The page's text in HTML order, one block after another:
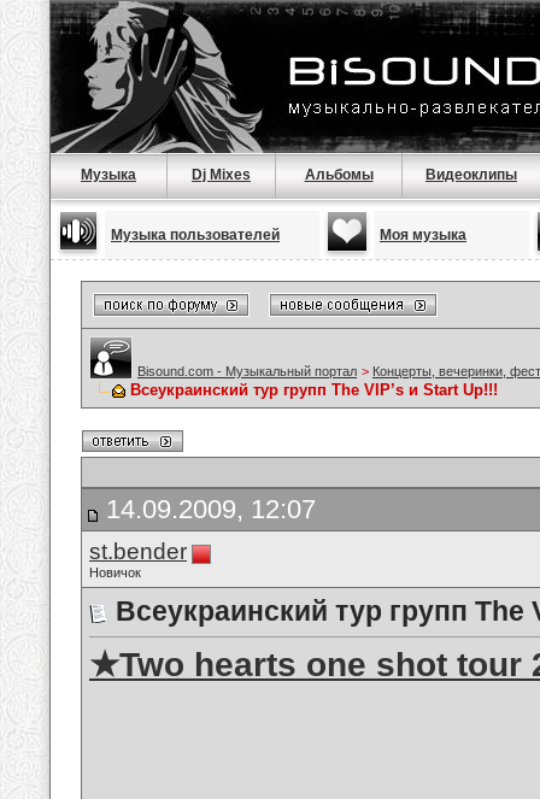
Музыка Dj Mixes Альбомы Видеоклипы
Музыка пользователей Моя музыка
Bisound.com - Музыкальный портал > Концерты, вечеринки,
Всеукраинский тур групп The VIP’s и Start Up!!!
14.09.2009, 12:07
st.bender
Новичок
Всеукраинский тур групп The
★Two hearts one shot tour